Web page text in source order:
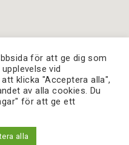
- All Rights
för att ge dig som
vid
klicka "Acceptera alla",
av alla cookies. Du
för att ge ett
alla